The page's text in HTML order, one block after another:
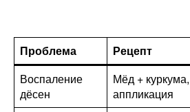
Проблема Рецепт
Воспаление
дёсен
Мёд + куркума,
аппликация